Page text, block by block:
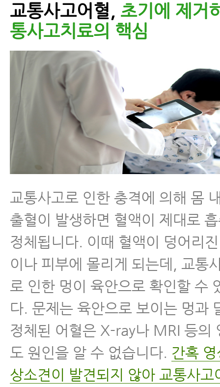
교통사고어혈, 초기에 제거
통사고치료의 핵심
교통사고로 인한 충격에 의해 몸
출혈이 발생하면 혈액이 제대로
정체됩니다. 이때 혈액이 덩어리
이나 피부에 몰리게 되는데, 교통
로 인한 멍이 육안으로 확인할 수
다. 문제는 육안으로 보이는 멍과
정체된 어혈은 X-ray나 MRI 등의
도 원인을 알 수 없습니다. 간혹
상소견이 발견되지 않아 교통사고